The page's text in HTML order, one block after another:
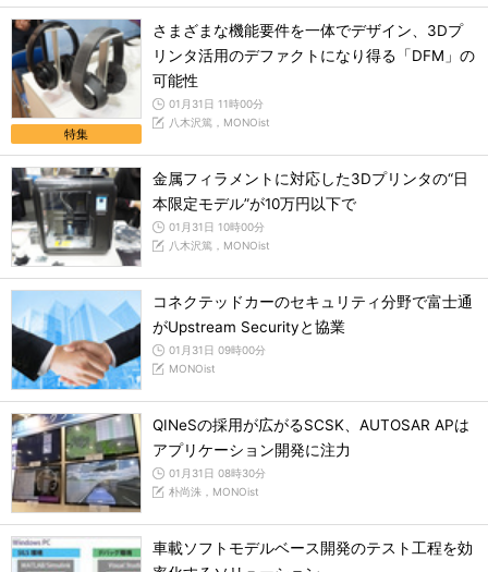
特集
さまざまな機能要件を一体でデザイン、3Dプ
リンタ活用のデファクトになり得る「DFM」の
可能性
01月31日 11時00分
八木沢篤，MONOist
金属フィラメントに対応した3Dプリンタの“日
本限定モデル”が10万円以下で
01月31日 10時00分
八木沢篤，MONOist
コネクテッドカーのセキュリティ分野で富士通
がUpstream Securityと協業
01月31日 09時00分
MONOist
QINeSの採用が広がるSCSK、AUTOSAR APは
アプリケーション開発に注力
01月31日 08時30分
朴尚洙，MONOist
車載ソフトモデルベース開発のテスト工程を効